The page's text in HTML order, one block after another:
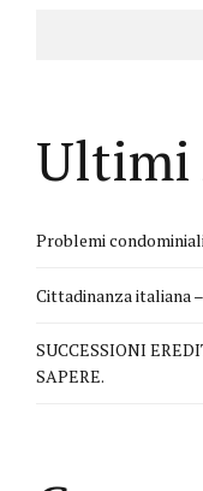
Problemi
Cittadinanza italiana
SUCCESSIONI
SAPERE.